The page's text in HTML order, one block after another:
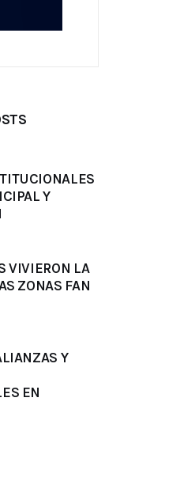
Y
VIVIERON LA
ZONAS FAN
Y
EN